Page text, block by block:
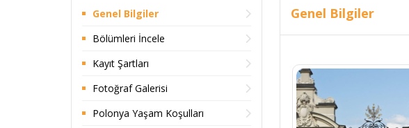
Genel Bilgiler
Bölümleri İncele
Kayıt Şartları
Fotoğraf Galerisi
Polonya Yaşam Koşulları
Genel Bilgiler